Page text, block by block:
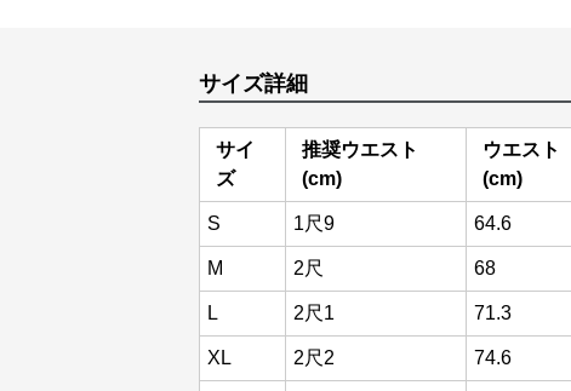
サイズ詳細
サイ
ズ
推奨ウエスト
(cm)
ウエスト
(cm)
S 1尺9 64.6
M 2尺 68
L 2尺1 71.3
XL 2尺2 74.6